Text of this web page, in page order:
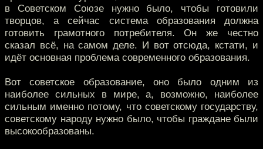
в Советском Союзе нужно было, чтобы готовили
творцов, а сейчас система образования должна
готовить грамотного потребителя. Он же честно
сказал всё, на самом деле. И вот отсюда, кстати, и
идёт основная проблема современного образования.
Вот советское образование, оно было одним из
наиболее сильных в мире, а, возможно, наиболее
сильным именно потому, что советскому государству,
советскому народу нужно было, чтобы граждане были
высокообразованы.